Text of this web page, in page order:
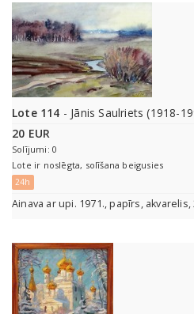
Lote 114 - Jānis Saulriets (1918-
20 EUR
Solījumi: 0
Lote ir noslēgta, solīšana beigusies
24h
Ainava ar upi. 1971., papīrs, akvarelis,